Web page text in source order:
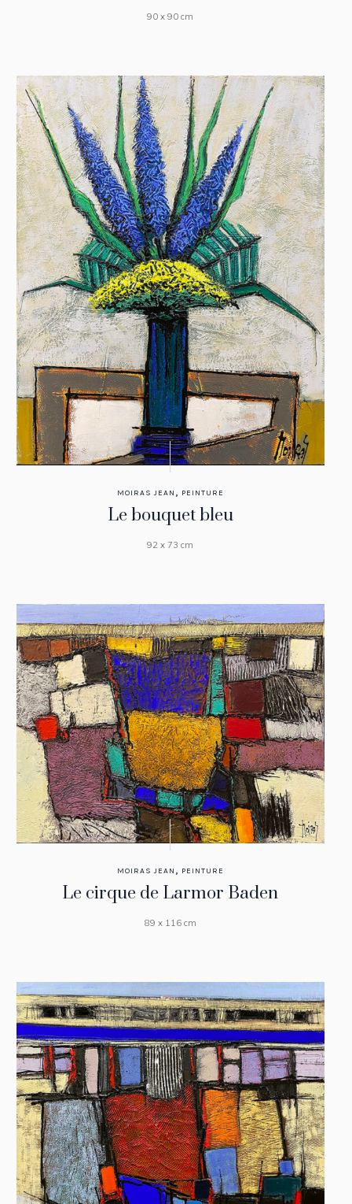
90 x 90 cm
MOIRAS JEAN , PEINTURE
Le bouquet bleu
92 x 73 cm
MOIRAS JEAN , PEINTURE
Le cirque de Larmor Baden
89 x 116 cm